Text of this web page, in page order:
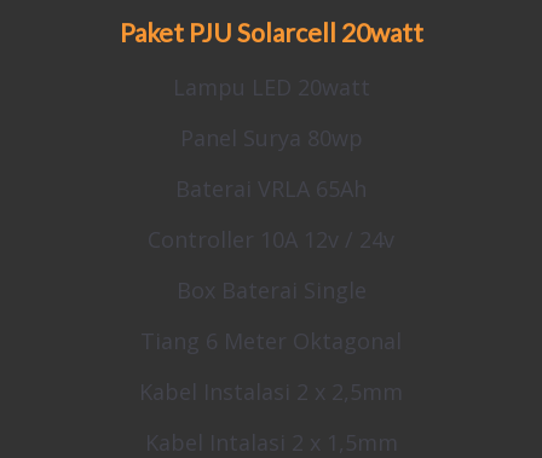
Paket PJU Solarcell 20watt
Lampu LED 20watt
Panel Surya 80wp
Baterai VRLA 65Ah
Controller 10A 12v / 24v
Box Baterai Single
Tiang 6 Meter Oktagonal
Kabel Instalasi 2 x 2,5mm
Kabel Intalasi 2 x 1,5mm